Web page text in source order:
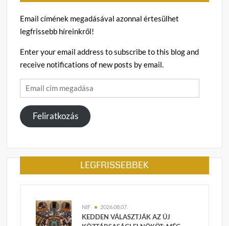
Email címének megadásával azonnal értesülhet
legfrissebb híreinkről!
Enter your email address to subscribe to this blog and
receive notifications of new posts by email.
Email
cím
megadása
Feliratkozás
LEGFRISSEBBEK
NIF 2026.08.07.
KEDDEN VÁLASZTJÁK AZ ÚJ